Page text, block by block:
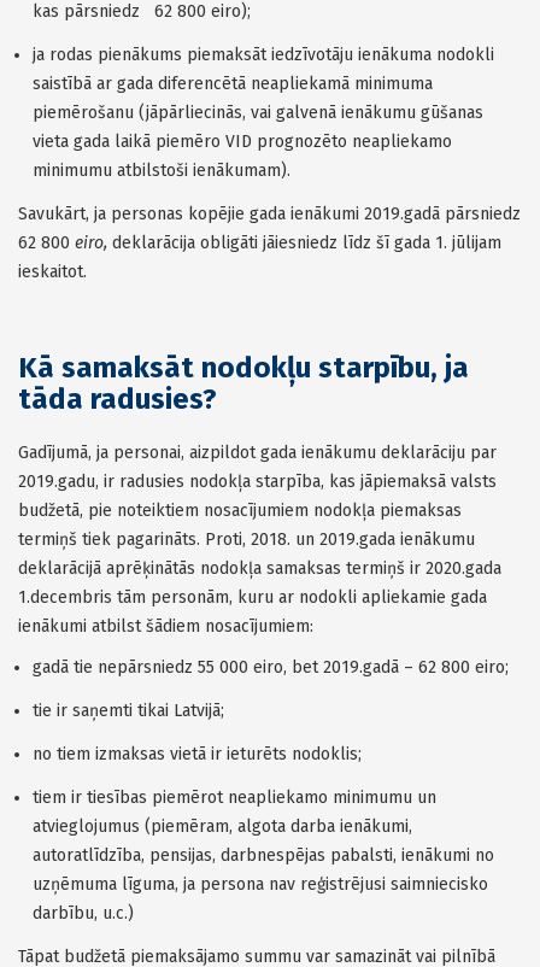
kas pārsniedz 62 800 eiro);
ja rodas pienākums piemaksāt iedzīvotāju ienākuma nodokli
saistībā ar gada diferencētā neapliekamā minimuma
piemērošanu (jāpārliecinās, vai galvenā ienākumu gūšanas
vieta gada laikā piemēro VID prognozēto neapliekamo
minimumu atbilstoši ienākumam).
Savukārt, ja personas kopējie gada ienākumi 2019.gadā pārsniedz
62 800 eiro, deklarācija obligāti jāiesniedz līdz šī gada 1. jūlijam
ieskaitot.
Kā samaksāt nodokļu starpību, ja
tāda radusies?
Gadījumā, ja personai, aizpildot gada ienākumu deklarāciju par
2019.gadu, ir radusies nodokļa starpība, kas jāpiemaksā valsts
budžetā, pie noteiktiem nosacījumiem nodokļa piemaksas
termiņš tiek pagarināts. Proti, 2018. un 2019.gada ienākumu
deklarācijā aprēķinātās nodokļa samaksas termiņš ir 2020.gada
1.decembris tām personām, kuru ar nodokli apliekamie gada
ienākumi atbilst šādiem nosacījumiem:
gadā tie nepārsniedz 55 000 eiro, bet 2019.gadā – 62 800 eiro;
tie ir saņemti tikai Latvijā;
no tiem izmaksas vietā ir ieturēts nodoklis;
tiem ir tiesības piemērot neapliekamo minimumu un
atvieglojumus (piemēram, algota darba ienākumi,
autoratlīdzība, pensijas, darbnespējas pabalsti, ienākumi no
uzņēmuma līguma, ja persona nav reģistrējusi saimniecisko
darbību, u.c.)
Tāpat budžetā piemaksājamo summu var samazināt vai pilnībā